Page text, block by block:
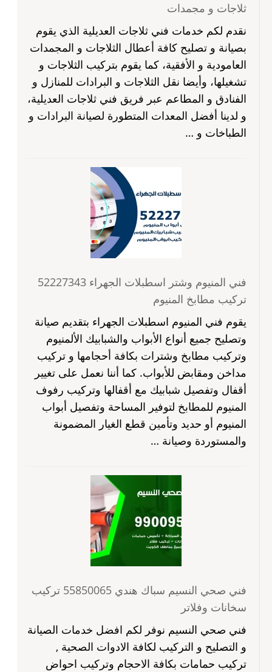
ثلاجات و مجمدات
نقدم لكم خدمات فني ثلاجات العديلية الذي يقوم
بصيانة و تصليح كافة أعطال الثلاجات و المجمدات
العامودية و الأفقية، كما يقوم بتركيب الثلاجات و
تشغيلها، وأيضا نقل الثلاجات و البرادات للمنازل و
الفنادق و المطاعم عبر فريق فني ثلاجات العديلية،
و لدينا أفضل المعدات المتطورة لصيانة البرادات و
الطباخات و …
فني المنيوم وشتر اسطبلات الجهراء 52227343
تركيب مطابخ المنيوم
يقوم فني المنيوم اسطبلات الجهراء بتقديم صيانة
وتصليح جميع أنواع الأبواب والشبابيك الألمنيوم
وتركيب مطابخ وشترات بكافة أحجامها و تركيب
مداخن ومقابض للأبواب. كما أننا نعمل على تغيير
أقفال وتفصيل شبابيك مع أقفالها وتركيب رفوف
المنيوم للمطابخ لتوفير المساحة وتفصيل أبواب
المنيوم أو حديد وتأمين قطع الغيار المضمونة
والمستوردة وصيانة …
فني صحي النسيم سباك هندي 55850065 تركيب
سخانات وفلاتر
فني صحي النسيم نوفر لكم افضل خدمات الصيانة
و التصليح و التركيب لكافة الادوات الصحية ,
تركيب حمامات بكافة الاحجام وتركيب احواض